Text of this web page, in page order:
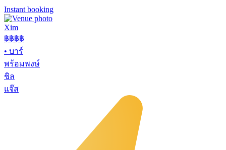
Instant booking
Xim
฿฿฿฿
• บาร์
พร้อมพงษ์
ชิล
แจ๊ส